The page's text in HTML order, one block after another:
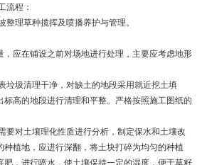
流程：
整理草种揽挥及喷播养护与管理。
，应在铺设之前对场地进行处理，主要应考虑地形
垃圾清理干净，对缺土的地段采用就近挖土填
高的地段进行清理和平整。严格按照施工图纸的
要对土壤理化性质进行分析，制定保水和土壤改
种植地，应进行深翻，将土块打碎为均匀的种植
肥，进行喷水，使土壤保持一定的湿度，便于草籽